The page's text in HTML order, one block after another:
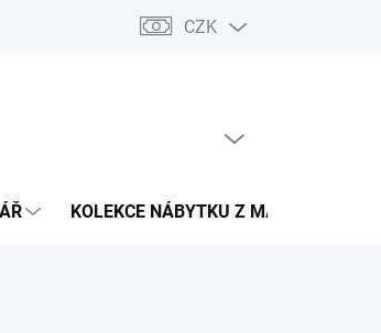
osobních údajů Pojištění zásilky
CZK
KOLEKCE NÁBYTKU Z MASIVU